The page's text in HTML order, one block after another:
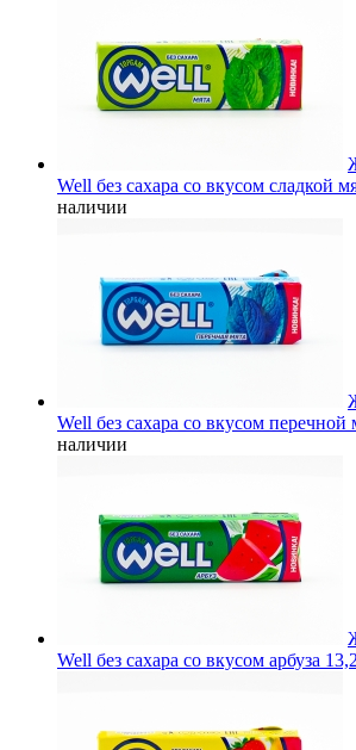
Well без сахара со вкусом сладкой
наличии
Well без сахара со вкусом перечной
наличии
Well без сахара со вкусом арбуза